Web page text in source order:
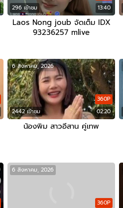
296 เข้าชม 13:40
Laos Nong joub จัดเต็ม IDX
93236257 mlive
2442 เข้าชม 02:20
360P
6 สิงหาคม, 2026
น้องพิม สาวอีสาน คู่เทพ
360P
6 สิงหาคม, 2026